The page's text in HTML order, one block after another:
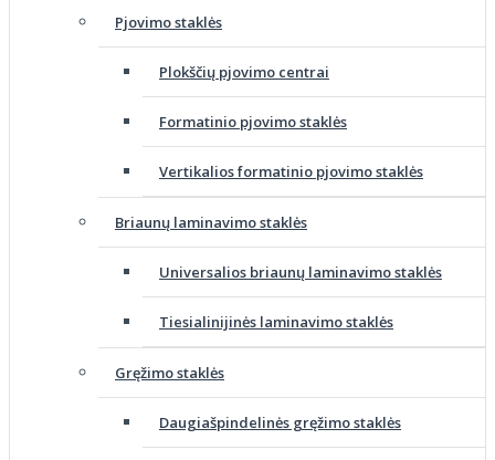
Pjovimo staklės
Plokščių pjovimo centrai
Formatinio pjovimo staklės
Vertikalios formatinio pjovimo staklės
Briaunų laminavimo staklės
Universalios briaunų laminavimo staklės
Tiesialinijinės laminavimo staklės
Gręžimo staklės
Daugiašpindelinės gręžimo staklės